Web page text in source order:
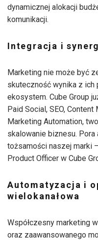
dynamicznej alokacji
komunikacji.
Integracja i
Marketing nie może być
skuteczność wynika z ich
ekosystem. Cube Group
Paid Social, SEO,
Marketing Automation,
skalowanie biznesu. Pora
tożsamości naszej marki
Product Officer w Cube
Automatyzacja i
wielokanałowa
Współczesny marketing
oraz zaawansowanego